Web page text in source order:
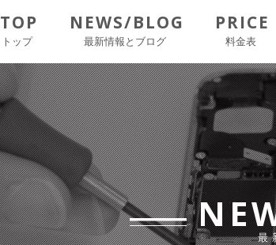
TOP
トップ
NEWS/BLOG
最新情報とブログ
PRICE
料金表
最